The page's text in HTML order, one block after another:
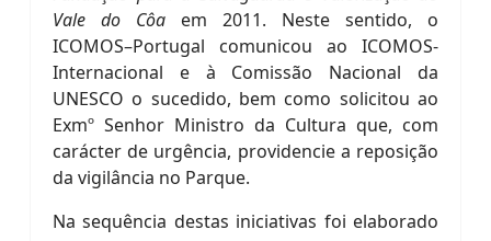
Vale do Côa em 2011. Neste sentido, o
ICOMOS–Portugal comunicou ao ICOMOS-
Internacional e à Comissão Nacional da
UNESCO o sucedido, bem como solicitou ao
Exmº Senhor Ministro da Cultura que, com
carácter de urgência, providencie a reposição
da vigilância no Parque.
Na sequência destas iniciativas foi elaborado